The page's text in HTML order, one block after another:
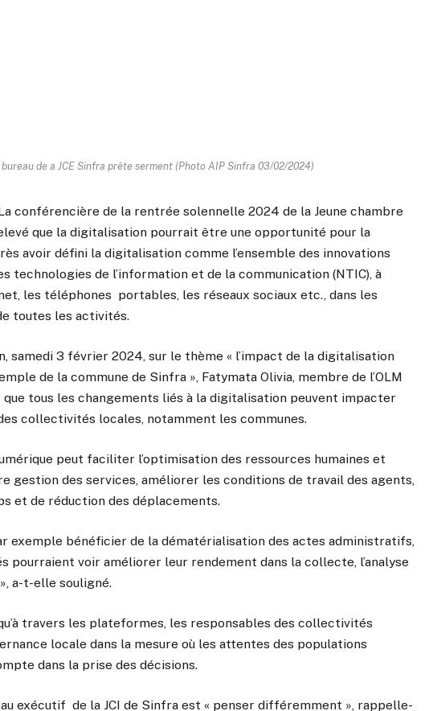
bureau de a JCE Sinfra prête serment (Photo AIP Sinfra 03/02/2024)
conférencière de la rentrée solennelle 2024 de la Jeune chambre
que la digitalisation pourrait être une opportunité pour la
avoir défini la digitalisation comme l’ensemble des innovations
technologies de l’information et de la communication (NTIC), à
les téléphones portables, les réseaux sociaux etc., dans les
toutes les activités.
samedi 3 février 2024, sur le thème « l’impact de la digitalisation
de la commune de Sinfra », Fatymata Olivia, membre de l’OLM
que tous les changements liés à la digitalisation peuvent impacter
collectivités locales, notamment les communes.
peut faciliter l’optimisation des ressources humaines et
gestion des services, améliorer les conditions de travail des agents,
et de réduction des déplacements.
exemple bénéficier de la dématérialisation des actes administratifs,
pourraient voir améliorer leur rendement dans la collecte, l’analyse
a-t-elle souligné.
travers les plateformes, les responsables des collectivités
locale dans la mesure où les attentes des populations
dans la prise des décisions.
exécutif de la JCI de Sinfra est « penser différemment », rappelle-